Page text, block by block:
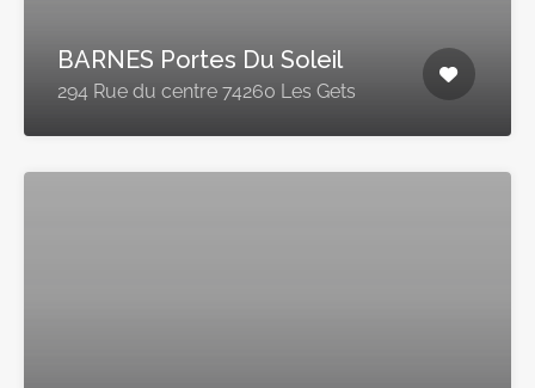
BARNES Portes Du Soleil
294 Rue du centre 74260 Les Gets